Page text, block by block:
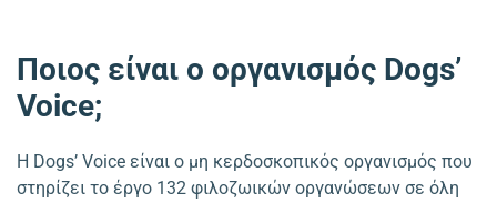
Ποιος είναι ο οργανισμός Dogs’
Voice;
Η Dogs’ Voice είναι ο μη κερδοσκοπικός οργανισμός που
στηρίζει το έργο 132 φιλοζωικών οργανώσεων σε όλη